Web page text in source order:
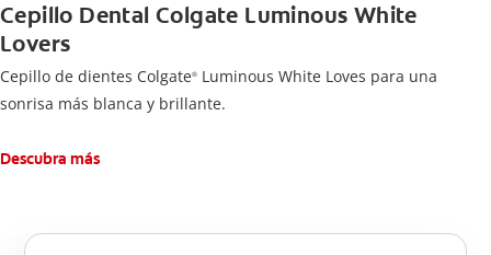
Cepillo Dental Colgate Luminous White
Lovers
Cepillo de dientes Colgate® Luminous White Loves para una
sonrisa más blanca y brillante.
Descubra más